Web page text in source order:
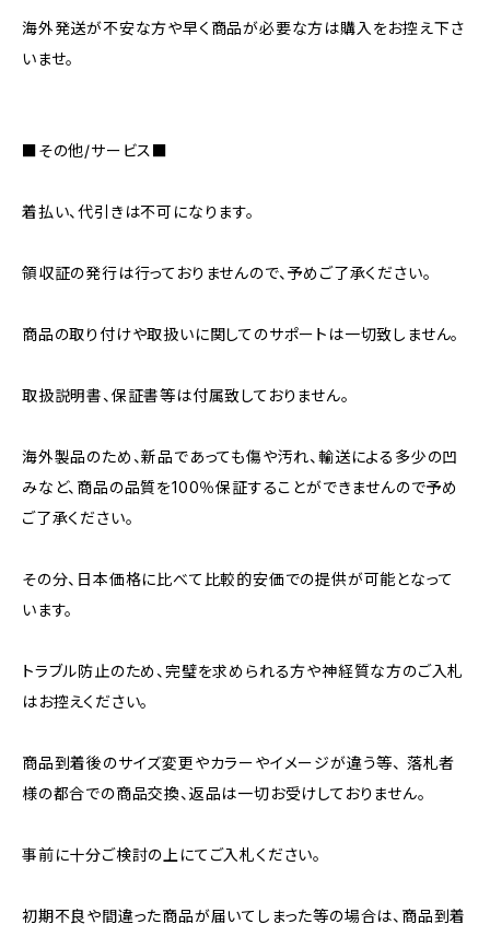
海外発送が不安な方や早く商品が必要な方は購入をお控え下さ
いませ。
■その他/サービス■
着払い、代引きは不可になります。
領収証の発行は行っておりませんので、予めご了承ください。
商品の取り付けや取扱いに関してのサポートは一切致しません。
取扱説明書、保証書等は付属致しておりません。
海外製品のため、新品であっても傷や汚れ、輸送による多少の凹
みなど、商品の品質を100％保証することができませんので予め
ご了承ください。
その分、日本価格に比べて比較的安価での提供が可能となって
います。
トラブル防止のため、完璧を求められる方や神経質な方のご入札
はお控えください。
商品到着後のサイズ変更やカラーやイメージが違う等、 落札者
様の都合での商品交換、返品は一切お受けしておりません。
事前に十分ご検討の上にてご入札ください。
初期不良や間違った商品が届いてしまった等の場合は、商品到着